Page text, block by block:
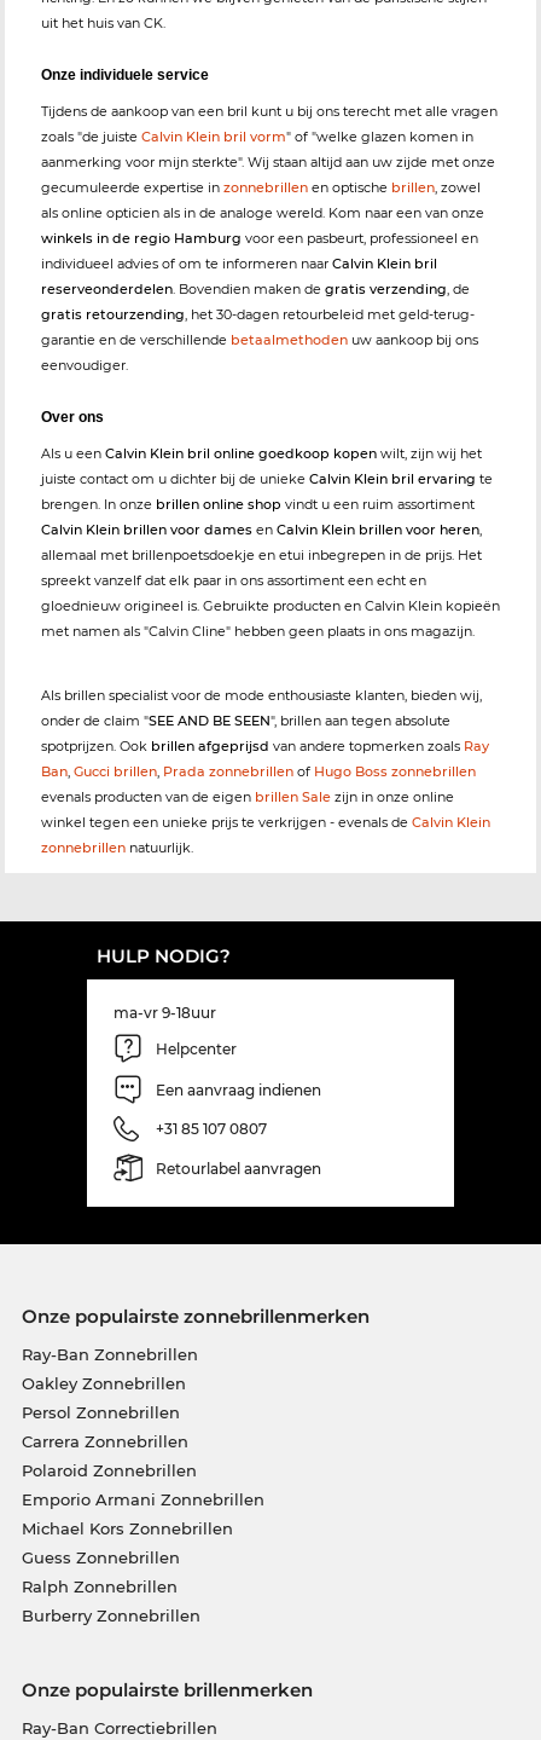
uit het huis van CK.
Onze individuele service
Tijdens de aankoop van een bril kunt u bij ons terecht met alle vragen
zoals "de juiste Calvin Klein bril vorm" of "welke glazen komen in
aanmerking voor mijn sterkte". Wij staan altijd aan uw zijde met onze
gecumuleerde expertise in zonnebrillen en optische brillen, zowel
als online opticien als in de analoge wereld. Kom naar een van onze
winkels in de regio Hamburg voor een pasbeurt, professioneel en
individueel advies of om te informeren naar Calvin Klein bril
reserveonderdelen. Bovendien maken de gratis verzending, de
gratis retourzending, het 30-dagen retourbeleid met geld-terug-
garantie en de verschillende betaalmethoden uw aankoop bij ons
eenvoudiger.
Over ons
Als u een Calvin Klein bril online goedkoop kopen wilt, zijn wij het
juiste contact om u dichter bij de unieke Calvin Klein bril ervaring te
brengen. In onze brillen online shop vindt u een ruim assortiment
Calvin Klein brillen voor dames en Calvin Klein brillen voor heren,
allemaal met brillenpoetsdoekje en etui inbegrepen in de prijs. Het
spreekt vanzelf dat elk paar in ons assortiment een echt en
gloednieuw origineel is. Gebruikte producten en Calvin Klein kopieën
met namen als "Calvin Cline" hebben geen plaats in ons magazijn.
Als brillen specialist voor de mode enthousiaste klanten, bieden wij,
onder de claim "SEE AND BE SEEN", brillen aan tegen absolute
spotprijzen. Ook brillen afgeprijsd van andere topmerken zoals Ray
Ban, Gucci brillen, Prada zonnebrillen of Hugo Boss zonnebrillen
evenals producten van de eigen brillen Sale zijn in onze online
winkel tegen een unieke prijs te verkrijgen - evenals de Calvin Klein
zonnebrillen natuurlijk.
HULP NODIG?
ma-vr 9-18uur
Helpcenter
Een aanvraag indienen
+31 85 107 0807
Retourlabel aanvragen
Onze populairste zonnebrillenmerken
Ray-Ban Zonnebrillen
Oakley Zonnebrillen
Persol Zonnebrillen
Carrera Zonnebrillen
Polaroid Zonnebrillen
Emporio Armani Zonnebrillen
Michael Kors Zonnebrillen
Guess Zonnebrillen
Ralph Zonnebrillen
Burberry Zonnebrillen
Onze populairste brillenmerken
Ray-Ban Correctiebrillen